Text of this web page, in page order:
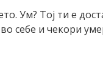
Ум? Тој ти е
себе и чекори